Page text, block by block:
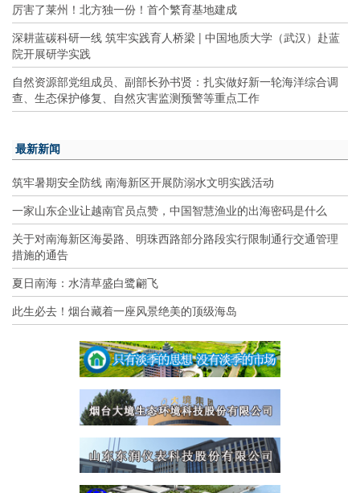
厉害了莱州！北方独一份！首个繁育基地建成
深耕蓝碳科研一线 筑牢实践育人桥梁 | 中国地质大学（武汉）赴蓝
院开展研学实践
自然资源部党组成员、副部长孙书贤：扎实做好新一轮海洋综合调
查、生态保护修复、自然灾害监测预警等重点工作
最新新闻
筑牢暑期安全防线 南海新区开展防溺水文明实践活动
一家山东企业让越南官员点赞，中国智慧渔业的出海密码是什么
关于对南海新区海晏路、明珠西路部分路段实行限制通行交通管理
措施的通告
夏日南海：水清草盛白鹭翩飞
此生必去！烟台藏着一座风景绝美的顶级海岛